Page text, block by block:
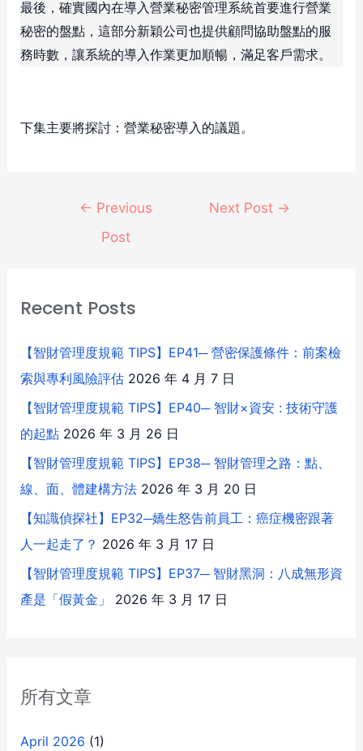
最後，確實國內在導入營業秘密管理系統首要進行營業
秘密的盤點，這部分新穎公司也提供顧問協助盤點的服
務時數，讓系統的導入作業更加順暢，滿足客戶需求。
下集主要將探討：營業秘密導入的議題。
← Previous
Post
Next Post →
Recent Posts
【智財管理度規範 TIPS】EP41─ 營密保護條件：前案檢
索與專利風險評估 2026 年 4 月 7 日
【智財管理度規範 TIPS】EP40─ 智財×資安 : 技術守護
的起點 2026 年 3 月 26 日
【智財管理度規範 TIPS】EP38─ 智財管理之路：點、
線、面、體建構方法 2026 年 3 月 20 日
【知識偵探社】EP32─嬌生怒告前員工：癌症機密跟著
人一起走了？ 2026 年 3 月 17 日
【智財管理度規範 TIPS】EP37─ 智財黑洞：八成無形資
產是「假黃金」
2026 年 3 月 17 日
所有文章
April 2026 (1)